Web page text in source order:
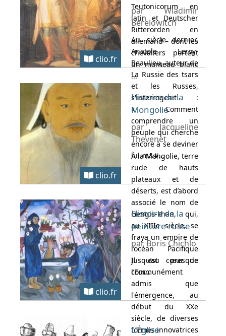
Teutonicorum en
latin et Deutscher
Ritterorden en
allemand – dont les
chevaliers portent
un manteau blanc
...
clio.fr
par Wladimir
Berelowitch
Au siècle dernier,
Anatole Leroy-
Beaulieu, auteur de
La Russie des tsars
et les Russes,
s'interrogeait :
« Comment
comprendre un
peuple qui cherche
encore à se deviner
lui-m&#...
clio.fr
Histoire de la
Mongolie
par Jacqueline
Thevenet
À la Mongolie, terre
rude de hauts
plateaux et de
déserts, est d’abord
associé le nom de
Gengis-khan, qui,
au XIIIe siècle, se
fraya un empire de
l’océan Pacifique
jusqu’au cœur de
l’Eur...
clio.fr
Histoire de la
peinture russe
par Boris Chichlo
Il est presque
communément
admis que
l'émergence, au
début du XXe
siècle, de diverses
formes innovatrices
L’Église